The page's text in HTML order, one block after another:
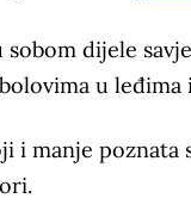
sobom dijele
u
i manje poznata